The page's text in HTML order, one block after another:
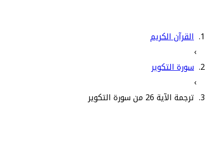
القرآن الكريم
›
سورة التكوير
›
ترجمة الآية 26 من سورة التكوير